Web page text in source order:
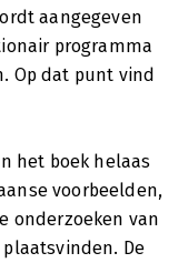
aangegeven
programma
Op dat punt vind
het boek helaas
voorbeelden,
onderzoeken van
De